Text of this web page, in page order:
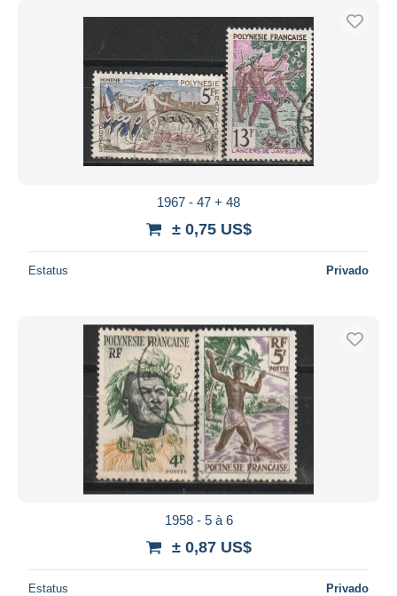
1967 - 47 + 48
± 0,75 US$
Estatus Privado
1958 - 5 à 6
± 0,87 US$
Estatus Privado